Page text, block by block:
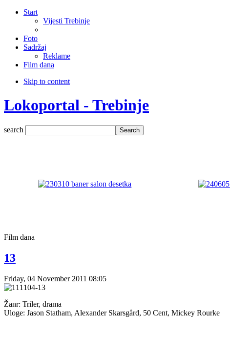
Start
Vijesti Trebinje
Foto
Sadržaj
Reklame
Film dana
Skip to content
Lokoportal - Trebinje
search
Film dana
13
Friday, 04 November 2011 08:05
Žanr: Triler, drama
Uloge: Jason Statham, Alexander Skarsgård, 50 Cent, Mickey Rourke